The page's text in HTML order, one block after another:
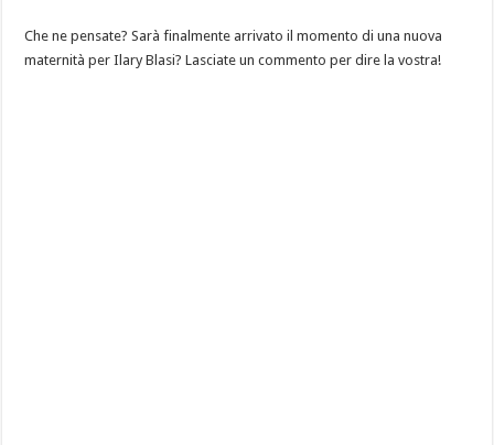
Che ne pensate? Sarà finalmente arrivato il momento di una nuova
maternità per Ilary Blasi? Lasciate un commento per dire la vostra!